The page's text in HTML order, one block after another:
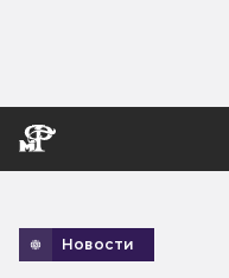
Новости